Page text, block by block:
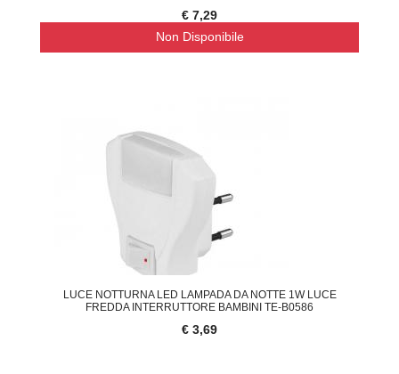
€ 7,29
Non Disponibile
LUCE NOTTURNA LED LAMPADA DA NOTTE 1W LUCE
FREDDA INTERRUTTORE BAMBINI TE-B0586
€ 3,69